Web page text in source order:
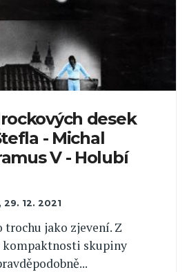
desek
- Michal
V - Holubí
, 29. 12. 2021
trochu jako zjevení. Z
kompaktnosti skupiny